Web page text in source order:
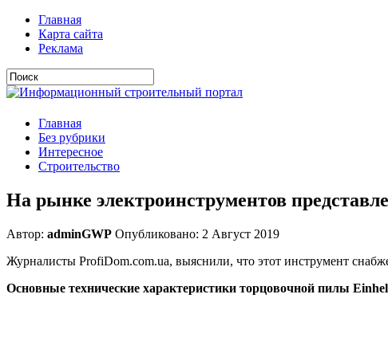
Главная
Карта сайта
Реклама
Главная
Без рубрики
Интересное
Строительство
На рынке электроинструментов
Автор: adminGWP Опубликовано: 2 Август 2019
Журналисты ProfiDom.com.ua, выяснили, что этот инструмент
Основные технические характеристики торцовочной пилы